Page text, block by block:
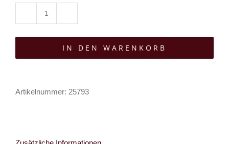
T-
Menge
IN DEN WARENKORB
Artikelnummer: 25793